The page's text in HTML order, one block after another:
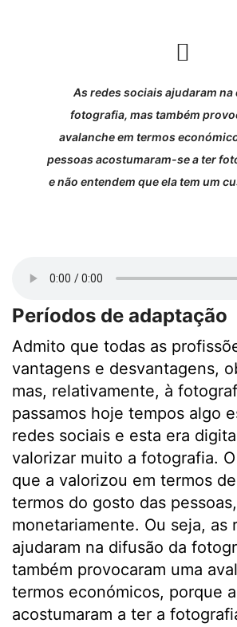
As redes sociais ajudaram na
fotografia, mas também
avalanche em termos
pessoas acostumaram-se a ter
e não entendem que ela tem um
Períodos de adaptação
Admito que todas as
vantagens e desvantagens,
mas, relativamente, à
passamos hoje tempos algo
redes sociais e esta era
valorizar muito a fotografia.
que a valorizou em termos
termos do gosto das
monetariamente. Ou seja, as
ajudaram na difusão da
também provocaram uma
termos económicos, porque
acostumaram a ter a